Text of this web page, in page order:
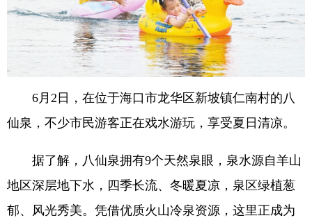
6月2日，在位于海口市龙华区新坡镇仁南村的八
仙泉，不少市民游客正在戏水游玩，享受夏日清凉。
据了解，八仙泉拥有9个天然泉眼，泉水源自羊山
地区深层地下水，四季长流、冬暖夏凉，泉区绿植葱
郁、风光秀美。凭借优质火山冷泉资源，这里正成为